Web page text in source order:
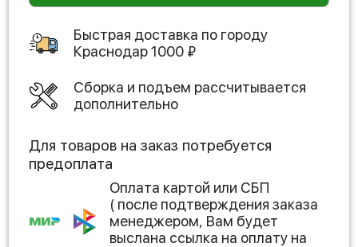
Быстрая доставка по городу
Краснодар1000 ₽
Сборка и подъем рассчитывается
дополнительно
Для товаров на заказ потребуется
предоплата
Оплата картой или СБП
( после подтверждения заказа
менеджером, Вам будет
выслана ссылка на оплату на